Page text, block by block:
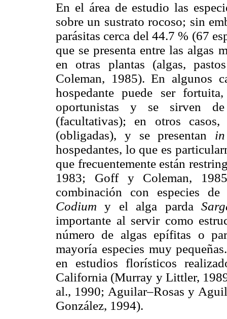
En el área de estudio las
sobre un sustrato rocoso; sin
parásitas cerca del 44.7 % (67
que se presenta entre las algas
en otras plantas (algas,
Coleman, 1985). En algunos
hospedante puede ser
oportunistas y se sirven
(facultativas); en otros
(obligadas), y se presentan
hospedantes, lo que es
que frecuentemente están
1983; Goff y Coleman,
combinación con especies
Codium y el alga parda
importante al servir como
número de algas epífitas o
mayoría especies muy
en estudios florísticos
California (Murray y Littler,
al., 1990; Aguilar–Rosas y
González, 1994).